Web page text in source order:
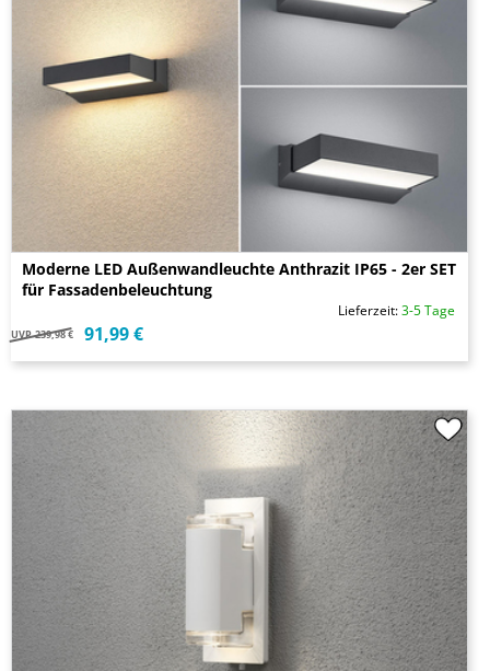
Moderne LED Außenwandleuchte Anthrazit IP65 - 2er SET
für Fassadenbeleuchtung
Lieferzeit:3-5 Tage
UVP 239,98 € 91,99 €